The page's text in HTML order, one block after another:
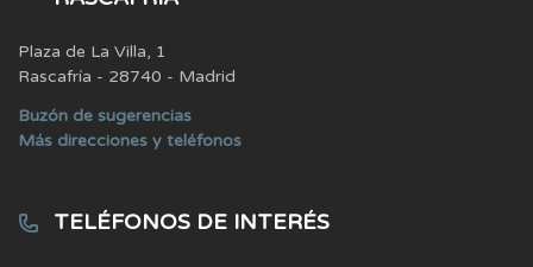
Plaza de La Villa, 1
Rascafría - 28740 - Madrid
Buzón de sugerencias
Más direcciones y teléfonos
TELÉFONOS DE INTERÉS